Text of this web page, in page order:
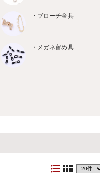
・ブローチ金具
・メガネ留め具
format_list_bulleted view_comfy